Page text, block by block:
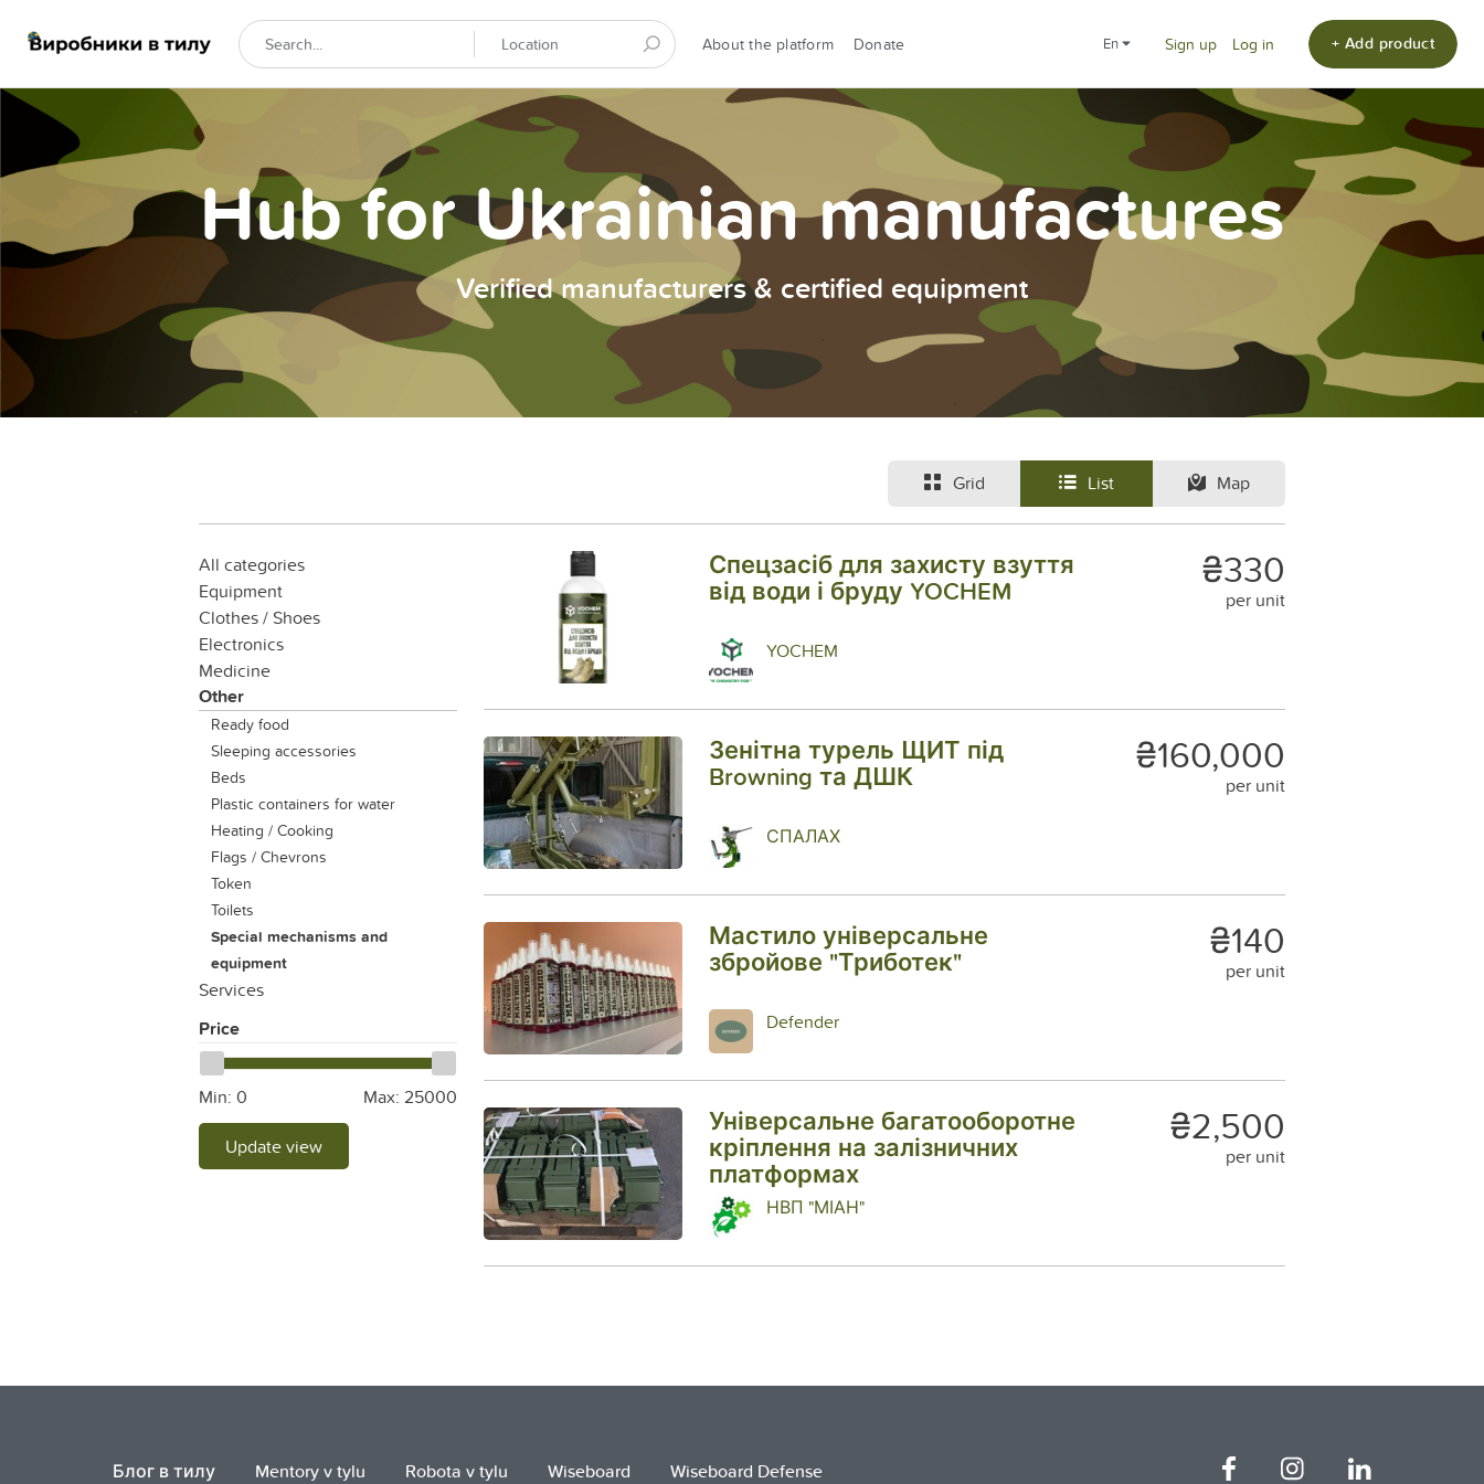
About the platform Donate en Sign up Log in + Add product
Hub for Ukrainian manufactures
Verified manufacturers & certified equipment
Grid List Map
All categories
Equipment
Clothes / Shoes
Electronics
Medicine
Other
Ready food
Sleeping accessories
Beds
Plastic containers for water
Heating / Cooking
Flags / Chevrons
Token
Toilets
Special mechanisms and
equipment
Services
Price
Min: 0 Max: 25000
Update view
₴330
per unit
Спецзасіб для захисту взуття
від води і бруду YOCHEM
YOCHEM
₴160,000
per unit
Зенітна турель ЩИТ під
Browning та ДШК
СПАЛАХ
₴140
per unit
Мастило універсальне
збройове "Триботек"
Defender
₴2,500
per unit
Універсальне багатооборотне
кріплення на залізничних
платформах
НВП "МІАН"
Блог в тилу Mentory v tylu Robota v tylu Wiseboard Wiseboard Defense